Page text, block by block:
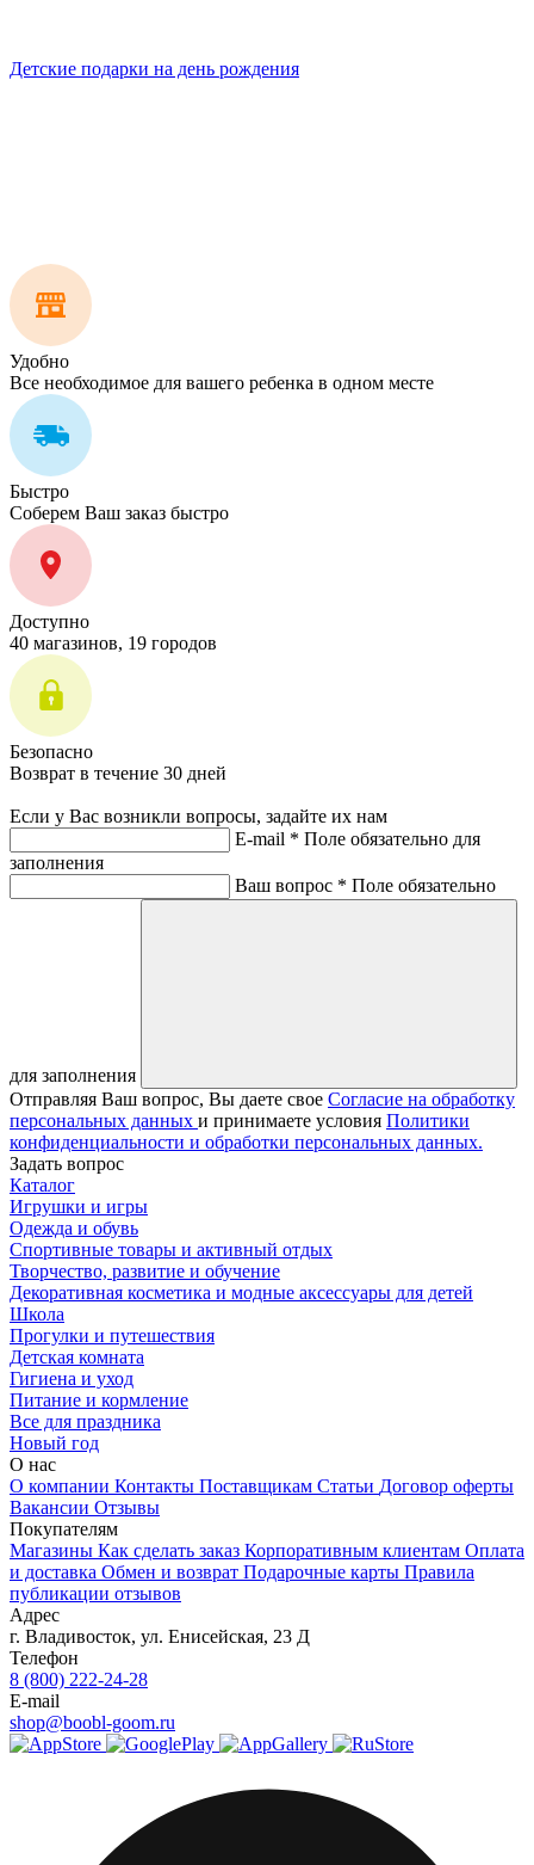
Детские подарки на день рождения
Удобно
Все необходимое для вашего ребенка в одном месте
Быстро
Соберем Ваш заказ быстро
Доступно
40 магазинов, 19 городов
Безопасно
Возврат в течение 30 дней
Если у Вас возникли вопросы, задайте их нам
E-mail * Поле обязательно для
заполнения
Ваш вопрос * Поле обязательно
для заполнения
Отправляя Ваш вопрос, Вы даете свое Согласие на обработку
персональных данных и принимаете условия Политики
конфиденциальности и обработки персональных данных.
Задать вопрос
Каталог
Игрушки и игры
Одежда и обувь
Спортивные товары и активный отдых
Творчество, развитие и обучение
Декоративная косметика и модные аксессуары для детей
Школа
Прогулки и путешествия
Детская комната
Гигиена и уход
Питание и кормление
Все для праздника
Новый год
О нас
О компании Контакты Поставщикам Статьи Договор оферты
Вакансии Отзывы
Покупателям
Магазины Как сделать заказ Корпоративным клиентам Оплата
и доставка Обмен и возврат Подарочные карты Правила
публикации отзывов
Адрес
г. Владивосток, ул. Енисейская, 23 Д
Телефон
8 (800) 222-24-28
E-mail
shop@boobl-goom.ru